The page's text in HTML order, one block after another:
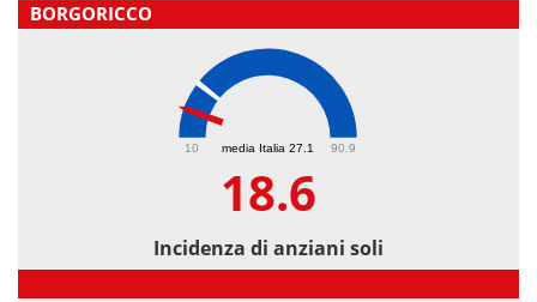
BORGORICCO
media Italia 27.1
10 90.9
18.6
Incidenza di anziani soli